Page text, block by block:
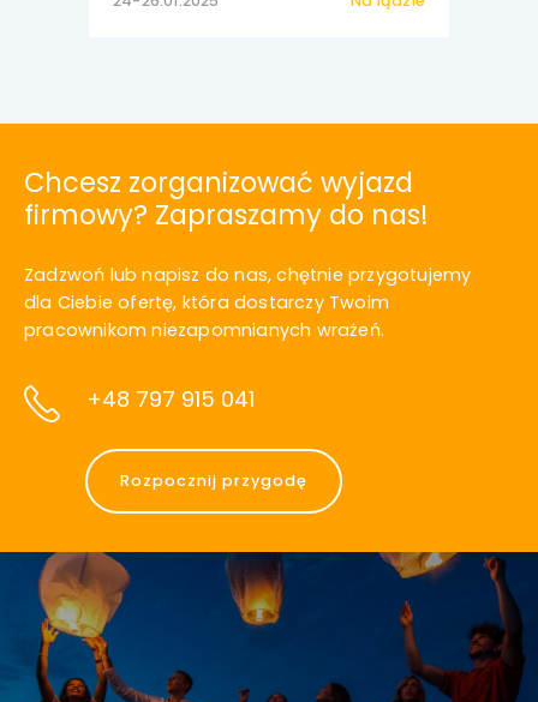
Chcesz zorganizować wyjazd
firmowy? Zapraszamy do nas!
Zadzwoń lub napisz do nas, chętnie przygotujemy
dla Ciebie ofertę, która dostarczy Twoim
pracownikom niezapomnianych wrażeń.
+48 797 915 041
Rozpocznij przygodę